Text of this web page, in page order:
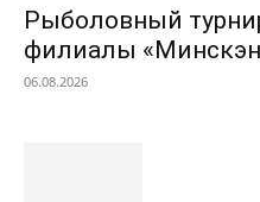
Рыболовный
филиалы
06.08.2026